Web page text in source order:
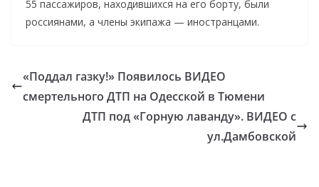
55 пассажиров, находившихся на его борту, были
россиянами, а члены экипажа — иностранцами.
«Поддал газку!» Появилось ВИДЕО
смертельного ДТП на Одесской в Тюмени
ДТП под «Горную лаванду». ВИДЕО с
ул.Дамбовской